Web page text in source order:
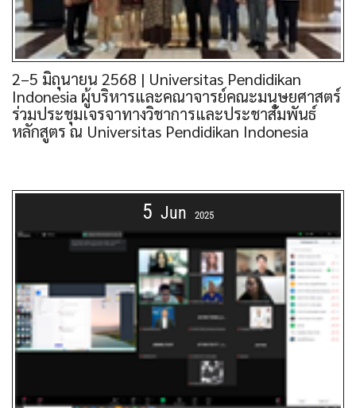
2–5 มิถุนายน 2568 | Universitas Pendidikan
Indonesia ผู้บริหารและคณาจารย์คณะมนุษยศาสตร์
ร่วมประชุมเจรจาทางวิชาการและประชาสัมพันธ์
หลักสูตร ณ Universitas Pendidikan Indonesia
5 Jun 2025